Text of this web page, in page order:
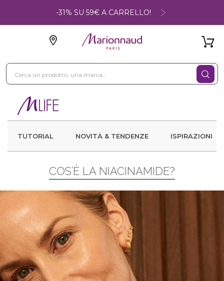
-31% SU 59€ A CARRELLO!
TUTORIAL NOVITÀ & TENDENZE ISPIRAZIONI
COS’È LA NIACINAMIDE?